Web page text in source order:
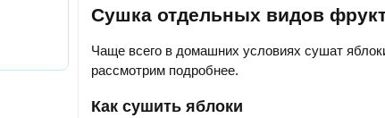
Сушка отдельных видов
Чаще всего в домашних условиях сушат
рассмотрим подробнее.
Как сушить яблоки